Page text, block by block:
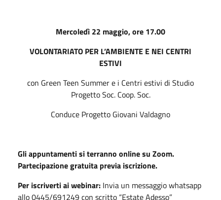
Mercoledì 22 maggio, ore 17.00
VOLONTARIATO PER L’AMBIENTE E NEI CENTRI
ESTIVI
con Green Teen Summer e i Centri estivi di Studio
Progetto Soc. Coop. Soc.
Conduce Progetto Giovani Valdagno
Gli appuntamenti si terranno online su Zoom.
Partecipazione gratuita previa iscrizione.
Per iscriverti ai webinar: Invia un messaggio whatsapp
allo 0445/691249 con scritto “Estate Adesso”